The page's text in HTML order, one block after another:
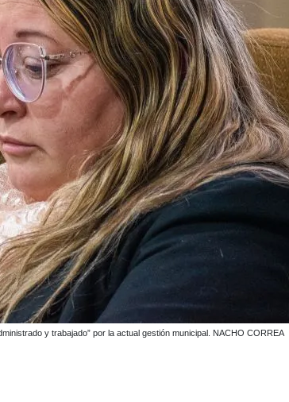
y trabajado” por la actual gestión municipal. NACHO CORREA